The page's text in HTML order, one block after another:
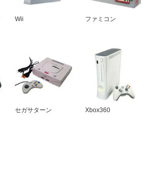
Wii ファミコン
セガサターン Xbox360